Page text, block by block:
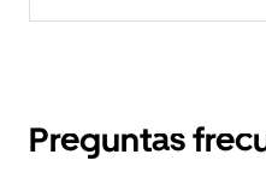
Preguntas